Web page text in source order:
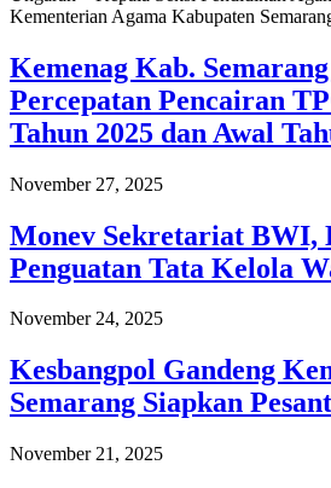
Kementerian Agama Kabupaten
Kemenag Kab.
Percepatan Pencairan
Tahun 2025 dan Awal
November 27, 2025
Monev Sekretariat BWI,
Penguatan Tata Kelola
November 24, 2025
Kesbangpol Gandeng
Semarang Siapkan
November 21, 2025